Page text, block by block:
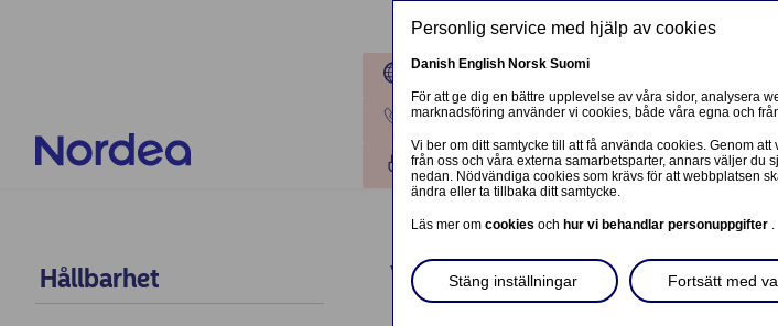
Kontakta oss
Logga in
Om oss Investerare
Hållbarhet Vår egen
Personlig service med hjälp av cookies
Danish English Norsk Suomi
För att ge dig en bättre upplevelse av våra sidor, analysera
marknadsföring använder vi cookies, både våra egna och
Vi ber om ditt samtycke till att få använda cookies. Genom
från oss och våra externa samarbetsparter, annars väljer du
nedan. Nödvändiga cookies som krävs för att webbplatsen
ändra eller ta tillbaka ditt samtycke.
Läs mer om cookies och hur vi behandlar personuppgifter .
Fortsätt med
Stäng inställningar